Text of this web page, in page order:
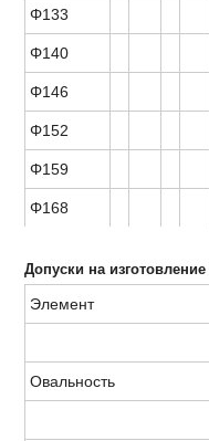
Φ133
Φ140
Φ146
Φ152
Φ159
Φ168
Допуски на
Элемент
Овальность